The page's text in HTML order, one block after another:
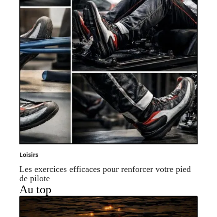
Loisirs
Les exercices efficaces pour renforcer votre pied
de pilote
Au top